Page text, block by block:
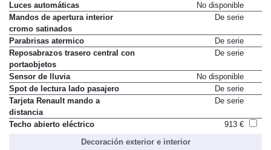
Luces automáticas
No disponible
Mandos de apertura interior
cromo satinados
De serie
Parabrisas atermico
De serie
Reposabrazos trasero central con
portaobjetos
De serie
Sensor de lluvia
No disponible
Spot de lectura lado pasajero
De serie
Tarjeta Renault mando a
distancia
De serie
Techo abierto eléctrico
913 €
Decoración exterior e interior